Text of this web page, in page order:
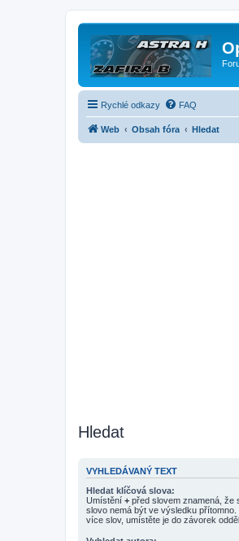
Rychlé odkazy FAQ
Web Obsah fóra Hledat
Hledat
VYHLEDÁVANÝ TEXT
Hledat klíčová slova:
Umístění + před slovem znamená, že
slovo nemá být ve výsledku
více slov, umístěte je do závorek